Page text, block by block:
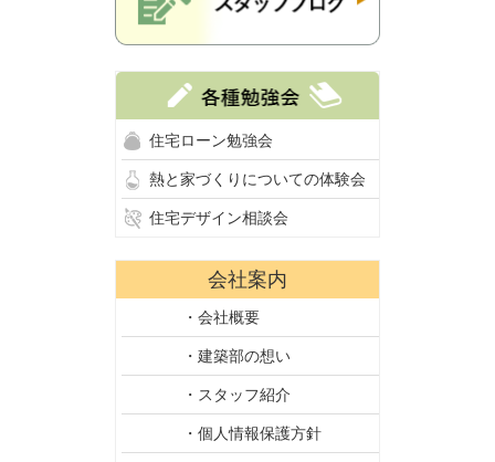
住宅ローン勉強会
熱と家づくりについての体験会
住宅デザイン相談会
会社案内
・会社概要
・建築部の想い
・スタッフ紹介
・個人情報保護方針